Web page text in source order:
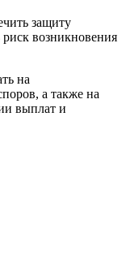
защиту
риск возникновения
на
а также на
выплат и